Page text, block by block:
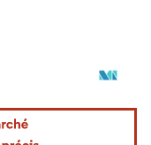
une attribution sous CC BY